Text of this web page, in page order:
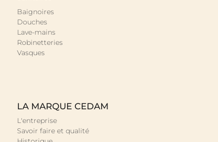
Baignoires
Douches
Lave-mains
Robinetteries
Vasques
LA MARQUE CEDAM
L'entreprise
Savoir faire et qualité